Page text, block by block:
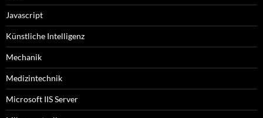
Javascript
Künstliche Intelligenz
Mechanik
Medizintechnik
Microsoft IIS Server